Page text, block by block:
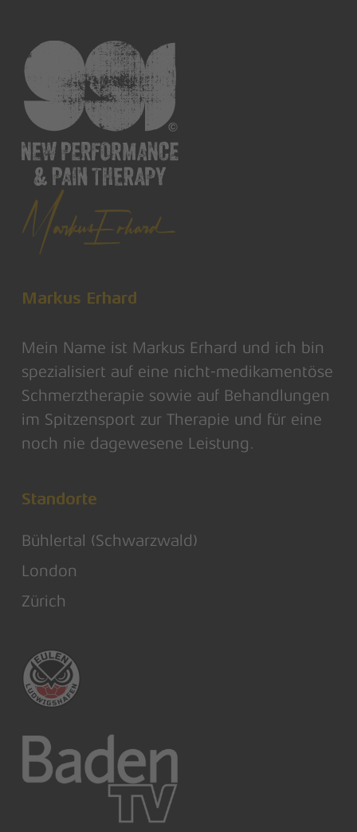
Markus Erhard
Mein Name ist Markus Erhard und ich bin
spezialisiert auf eine nicht-medikamentöse
Schmerztherapie sowie auf Behandlungen
im Spitzensport zur Therapie und für eine
noch nie dagewesene Leistung.
Standorte
Bühlertal (Schwarzwald)
London
Zürich